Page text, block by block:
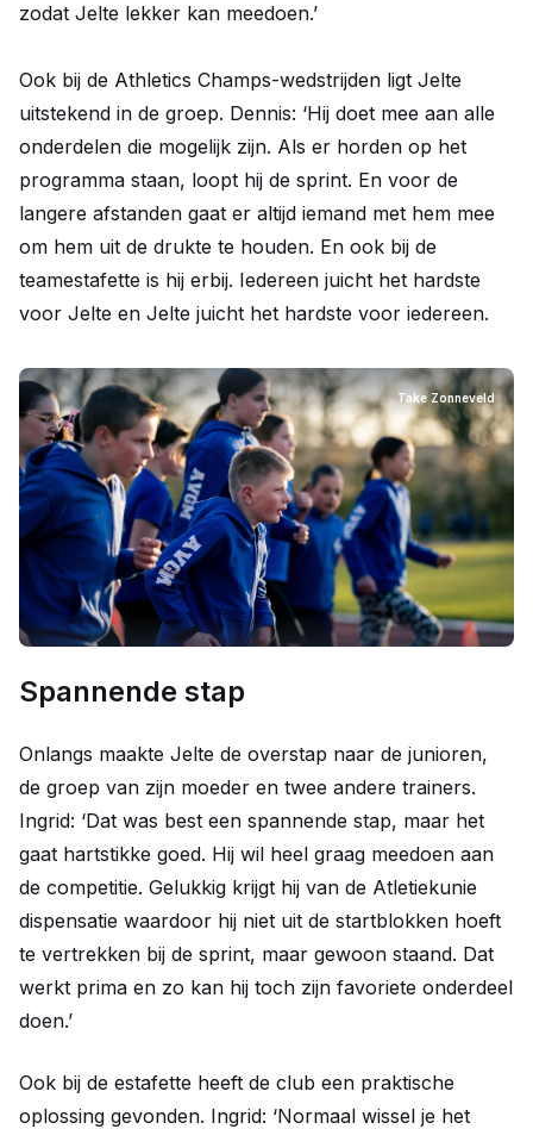
zodat Jelte lekker kan meedoen.’
Ook bij de Athletics Champs-wedstrijden ligt Jelte
uitstekend in de groep. Dennis: ‘Hij doet mee aan alle
onderdelen die mogelijk zijn. Als er horden op het
programma staan, loopt hij de sprint. En voor de
langere afstanden gaat er altijd iemand met hem mee
om hem uit de drukte te houden. En ook bij de
teamestafette is hij erbij. Iedereen juicht het hardste
voor Jelte en Jelte juicht het hardste voor iedereen.
Take Zonneveld
Spannende stap
Onlangs maakte Jelte de overstap naar de junioren,
de groep van zijn moeder en twee andere trainers.
Ingrid: ‘Dat was best een spannende stap, maar het
gaat hartstikke goed. Hij wil heel graag meedoen aan
de competitie. Gelukkig krijgt hij van de Atletiekunie
dispensatie waardoor hij niet uit de startblokken hoeft
te vertrekken bij de sprint, maar gewoon staand. Dat
werkt prima en zo kan hij toch zijn favoriete onderdeel
doen.’
Ook bij de estafette heeft de club een praktische
oplossing gevonden. Ingrid: ‘Normaal wissel je het